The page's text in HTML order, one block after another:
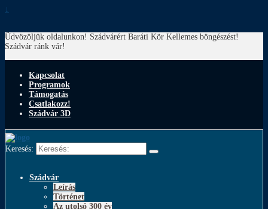
↓
Üdvözöljük oldalunkon! Szádvárért Baráti Kör Kellemes böngészést!
Szádvár ránk vár!
Kapcsolat
Programok
Támogatás
Csatlakozz!
Szádvár 3D
Keresés:
Szádvár
Leírás
Történet
Az utolsó 300 év